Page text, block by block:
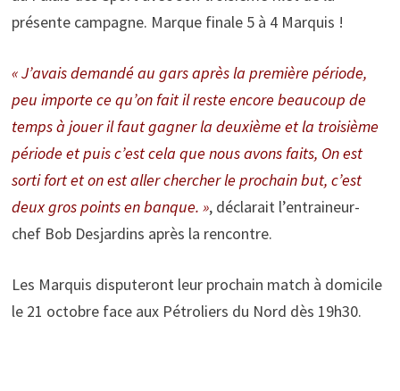
présente campagne. Marque finale 5 à 4 Marquis !
« J’avais demandé au gars après la première période,
peu importe ce qu’on fait il reste encore beaucoup de
temps à jouer il faut gagner la deuxième et la troisième
période et puis c’est cela que nous avons faits, On est
sorti fort et on est aller chercher le prochain but, c’est
deux gros points en banque. », déclarait l’entraineur-
chef Bob Desjardins après la rencontre.
Les Marquis disputeront leur prochain match à domicile
le 21 octobre face aux Pétroliers du Nord dès 19h30.